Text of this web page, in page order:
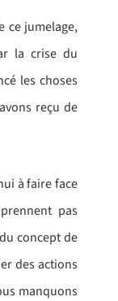
ce jumelage,
la crise du
les choses
reçu de
à faire face
pas
concept de
des actions
manquons